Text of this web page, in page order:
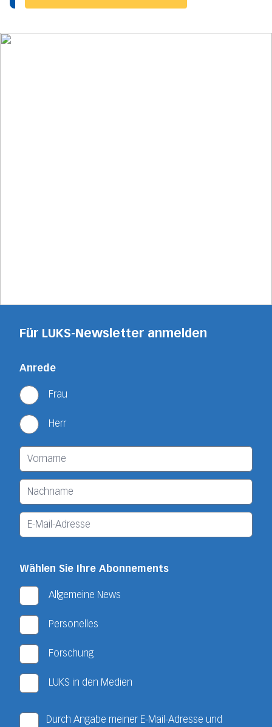
Für LUKS-Newsletter anmelden
Anrede
Frau
Herr
Wählen Sie Ihre Abonnements
Allgemeine News
Personelles
Forschung
LUKS in den Medien
Durch Angabe meiner E-Mail-Adresse und